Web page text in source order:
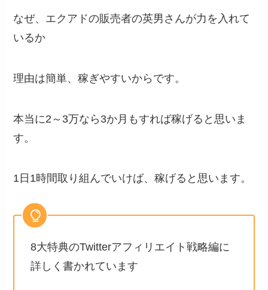
なぜ、エクアドの販売者の英男さんが力を入れて
いるか
理由は簡単、稼ぎやすいからです。
本当に2～3万なら3か月もすれば稼げると思いま
す。
1日1時間取り組んでいけば、稼げると思います。
8大特典のTwitterアフィリエイト戦略編に
詳しく書かれています